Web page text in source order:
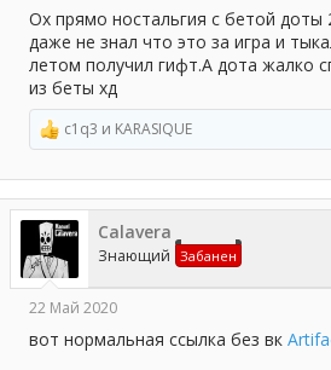
Ох прямо ностальгия с бетой доты
даже не знал что это за игра и
летом получил гифт.А дота жалко
из беты хд
Р
е
а
к
ц
и
и
:
c1q3 и KARASIQUE
Сalavera
Знающий Забанен
22 Май 2020
вот нормальная ссылка без вк